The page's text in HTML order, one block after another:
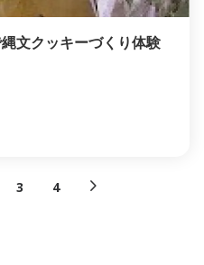
文クッキーづくり体験
3 4